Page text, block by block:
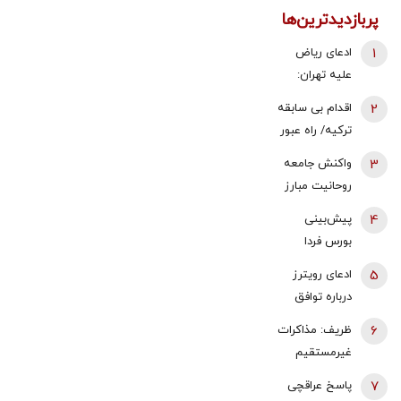
پربازدیدترین‌ها
ادعای ریاض
علیه تهران:
حمله به
نفتکش اماراتی
است
1
اقدام بی سابقه
ترکیه/ راه عبور
2
واکنش جامعه
روحانیت مبارز
خرازی: اظهارات
باقر خرازی نه
صدای روحانیت
است، نه پیام
3
پیش‌بینی
بورس فردا
مرداد 1405 |
تقاضای سنگین
در انتظار
معاملات فردا
4
ادعای رویترز
درباره توافق
توافق، محاصره
بنادر ایران لغو
می‌شود؟
5
ظریف: مذاکرات
غیرمستقیم
می‌تواند مانع
6
پاسخ عراقچی
7